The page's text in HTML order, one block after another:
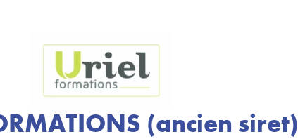
(ancien siret)